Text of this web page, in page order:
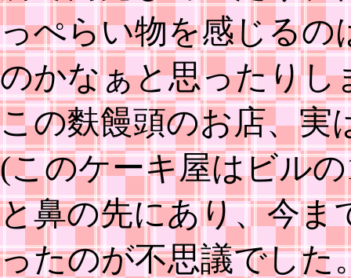
っぺらい物を感じるの
のかなぁと思ったりし
この麩饅頭のお店、実
(このケーキ屋はビル
と鼻の先にあり、今ま
ったのが不思議でした